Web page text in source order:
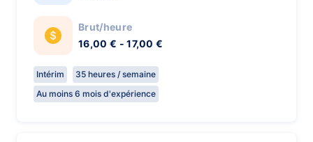
Brut/heure
16,00 € - 17,00 €
Intérim
35 heures / semaine
Au moins 6 mois d'expérience